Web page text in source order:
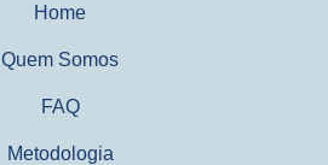
Home
Quem Somos
FAQ
Metodologia